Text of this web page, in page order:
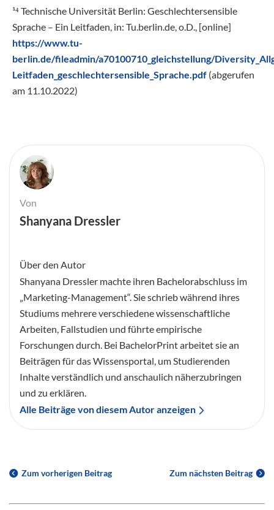
¹⁴ Technische Universität Berlin: Geschlechtersensible
Sprache – Ein Leitfaden, in: Tu.berlin.de, o.D., [online]
https://www.tu-
berlin.de/fileadmin/a70100710_gleichstellung/
Leitfaden_geschlechtersensible_Sprache.pdf (abgerufen
am 11.10.2022)
Von
Shanyana Dressler
Über den Autor
Shanyana Dressler machte ihren Bachelorabschluss im
„Marketing-Management“. Sie schrieb während ihres
Studiums mehrere verschiedene wissenschaftliche
Arbeiten, Fallstudien und führte empirische
Forschungen durch. Bei BachelorPrint arbeitet sie an
Beiträgen für das Wissensportal, um Studierenden
Inhalte verständlich und anschaulich näherzubringen
und zu erklären.
Alle Beiträge von diesem Autor anzeigen
Zum vorherigen Beitrag Zum nächsten Beitrag